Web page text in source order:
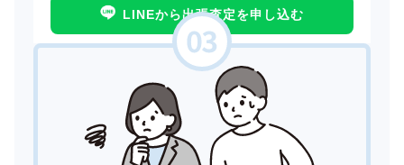
LINEから出張査定を申し込む